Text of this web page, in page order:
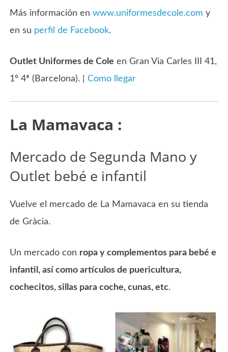
Más información enwww.uniformesdecole.com y
en su perfil de Facebook.
Outlet Uniformes de Cole en Gran Via Carles III 41,
1º 4ª (Barcelona). |Como llegar
La Mamavaca :
Mercado de Segunda Mano y
Outlet bebé e infantil
Vuelve el mercado de La Mamavaca en su tienda
de Gràcia.
Un mercado con ropa y complementos para bebé e
infantil, así como artículos de puericultura,
cochecitos, sillas para coche, cunas, etc.